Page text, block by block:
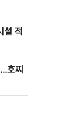
적
호찌